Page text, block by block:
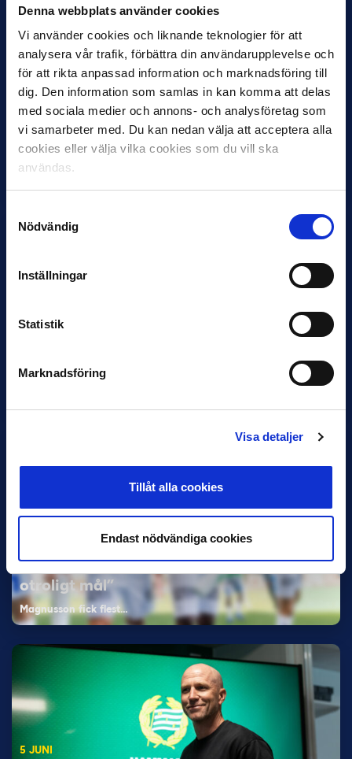
Denna webbplats använder cookies
Vi använder cookies och liknande teknologier för att
analysera vår trafik, förbättra din användarupplevelse och
för att rikta anpassad information och marknadsföring till
dig. Den information som samlas in kan komma att delas
med sociala medier och annons- och analysföretag som
vi samarbeter med. Du kan nedan välja att acceptera alla
cookies eller välja vilka cookies som du vill ska
användas.
Nödvändig
Inställningar
Statistik
Marknadsföring
Visa detaljer
Tillåt alla cookies
Endast nödvändiga cookies
12 JUNI
Favorit i repris för Sirius i maj
VM-spelare med förflutet i Allsvenskan
Bosnien & Hercegovina Armin Gigovic — Helsingborgs IF
Dennis Hadžikadunić — Malmö FF / Trelleborg FF
Han nätade snyggast i maj: “Ett alldeles
otroligt mål”
Magnusson fick flest…
5 JUNI